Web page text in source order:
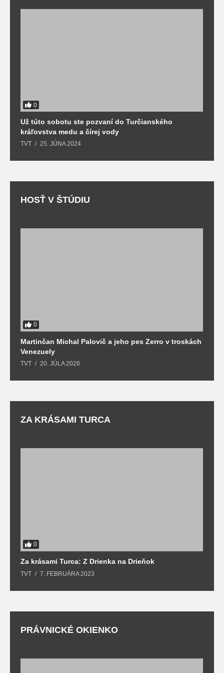
0
Už túto sobotu ste pozvaní do Turčianského
kráľovstva medu a čírej vody
TVT 25. JÚNA 2024
HOSŤ V ŠTÚDIU
0
Martinčan Michal Palovič a jeho pes Zerro v troskách
Venezuely
TVT 20. JÚLA 2026
ZA KRÁSAMI TURCA
0
Za krásami Turca: Z Drienka na Drieňok
TVT 7. FEBRUÁRA 2023
PRÁVNICKÉ OKIENKO